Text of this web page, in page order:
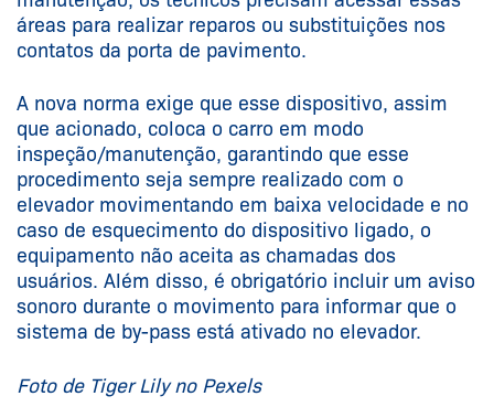
áreas para realizar reparos ou substituições nos
contatos da porta de pavimento.
A nova norma exige que esse dispositivo, assim
que acionado, coloca o carro em modo
inspeção/manutenção, garantindo que esse
procedimento seja sempre realizado com o
elevador movimentando em baixa velocidade e no
caso de esquecimento do dispositivo ligado, o
equipamento não aceita as chamadas dos
usuários. Além disso, é obrigatório incluir um aviso
sonoro durante o movimento para informar que o
sistema de by-pass está ativado no elevador.
Foto de Tiger Lily no Pexels